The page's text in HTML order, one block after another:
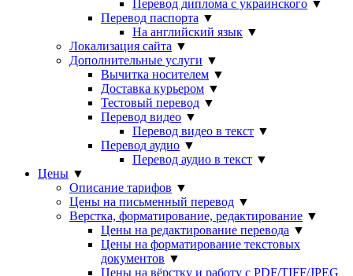
Перевод диплома с украинского ▼
Перевод паспорта ▼
На английский язык ▼
Локализация сайта ▼
Дополнительные услуги ▼
Вычитка носителем ▼
Доставка курьером ▼
Тестовый перевод ▼
Перевод видео ▼
Перевод видео в текст ▼
Перевод аудио ▼
Перевод аудио в текст ▼
Цены ▼
Описание тарифов ▼
Цены на письменный перевод ▼
Верстка, форматирование, редактирование ▼
Цены на редактирование перевода ▼
Цены на форматирование текстовых
документов ▼
Цены на вёрстку и работу с PDF/TIFF/JPEG